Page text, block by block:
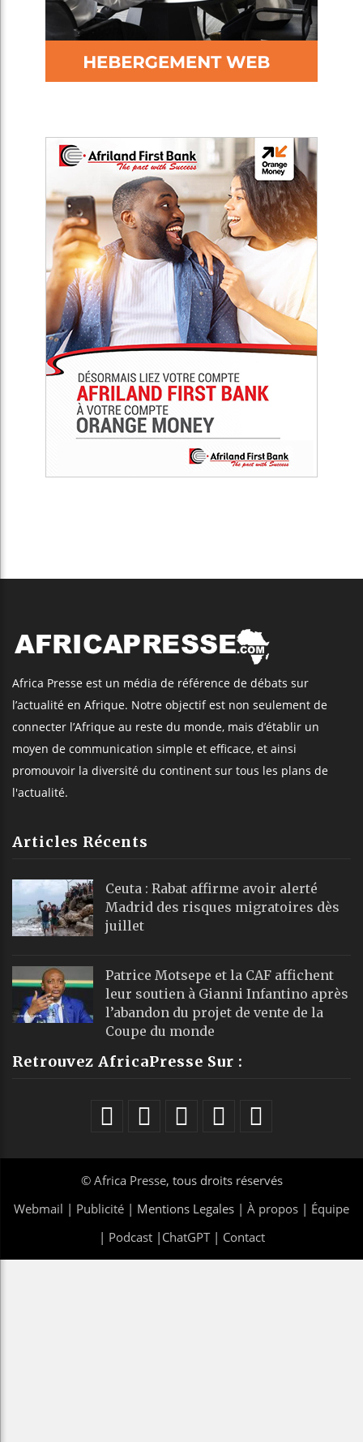
Africa Presse est un média de référence de débats sur
l’actualité en Afrique. Notre objectif est non seulement de
connecter l’Afrique au reste du monde, mais d’établir un
moyen de communication simple et efficace, et ainsi
promouvoir la diversité du continent sur tous les plans de
l'actualité.
Articles Récents
Ceuta : Rabat affirme avoir alerté
Madrid des risques migratoires dès
juillet
Patrice Motsepe et la CAF affichent
leur soutien à Gianni Infantino après
l’abandon du projet de vente de la
Coupe du monde
Retrouvez AfricaPresse Sur :
© Africa Presse, tous droits réservés
Webmail | Publicité | Mentions Legales | À propos | Équipe
| Podcast| ChatGPT| Contact